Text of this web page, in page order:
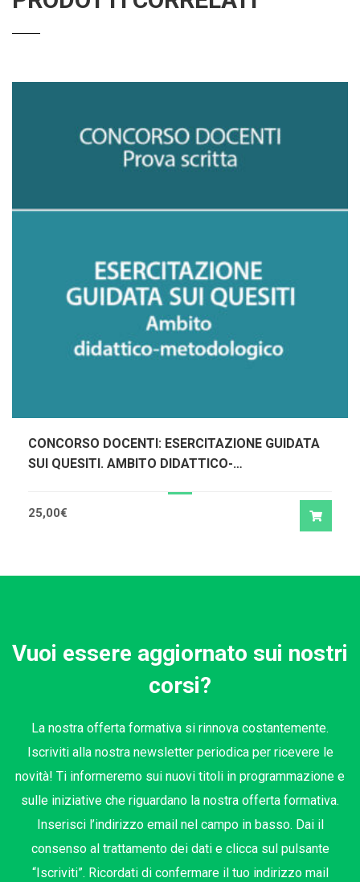
CONCORSO DOCENTI: ESERCITAZIONE GUIDATA
SUI QUESITI. AMBITO DIDATTICO-
25,00€
Vuoi essere aggiornato sui nostri
corsi?
La nostra offerta formativa si rinnova costantemente.
Iscriviti alla nostra newsletter periodica per ricevere le
novità! Ti informeremo sui nuovi titoli in programmazione e
sulle iniziative che riguardano la nostra offerta formativa.
Inserisci l’indirizzo email nel campo in basso. Dai il
consenso al trattamento dei dati e clicca sul pulsante
“Iscriviti”. Ricordati di confermare il tuo indirizzo mail